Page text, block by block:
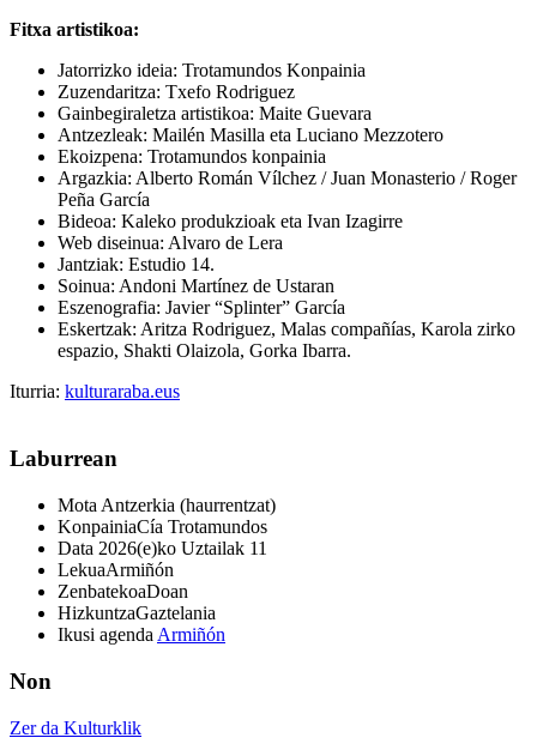
Fitxa artistikoa:
Jatorrizko ideia: Trotamundos Konpainia
Zuzendaritza: Txefo Rodriguez
Gainbegiraletza artistikoa: Maite Guevara
Antzezleak: Mailén Masilla eta Luciano Mezzotero
Ekoizpena: Trotamundos konpainia
Argazkia: Alberto Román Vílchez / Juan Monasterio / Roger
Peña García
Bideoa: Kaleko produkzioak eta Ivan Izagirre
Web diseinua: Alvaro de Lera
Jantziak: Estudio 14.
Soinua: Andoni Martínez de Ustaran
Eszenografia: Javier “Splinter” García
Eskertzak: Aritza Rodriguez, Malas compañías, Karola zirko
espazio, Shakti Olaizola, Gorka Ibarra.
Iturria: kulturaraba.eus
Laburrean
Mota Antzerkia (haurrentzat)
KonpainiaCía Trotamundos
Data 2026(e)ko Uztailak 11
LekuaArmiñón
ZenbatekoaDoan
HizkuntzaGaztelania
Ikusi agenda Armiñón
Non
Zer da Kulturklik